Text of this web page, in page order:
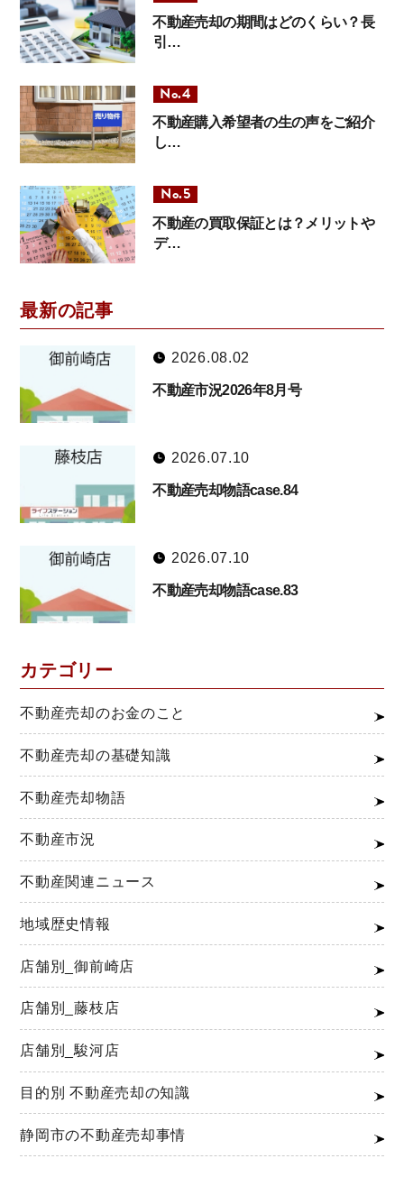
不動産売却の期間はどのくらい？長
引…
不動産購入希望者の生の声をご紹介
し…
不動産の買取保証とは？メリットや
デ…
最新の記事
2026.08.02
不動産市況2026年8月号
2026.07.10
不動産売却物語case.84
2026.07.10
不動産売却物語case.83
カテゴリー
不動産売却のお金のこと
不動産売却の基礎知識
不動産売却物語
不動産市況
不動産関連ニュース
地域歴史情報
店舗別_御前崎店
店舗別_藤枝店
店舗別_駿河店
目的別 不動産売却の知識
静岡市の不動産売却事情